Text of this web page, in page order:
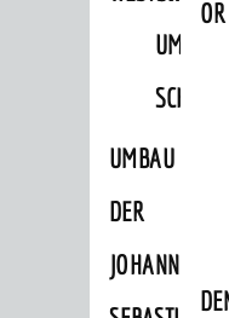
CHLOSS
UMBAU
DER
JOHANN-